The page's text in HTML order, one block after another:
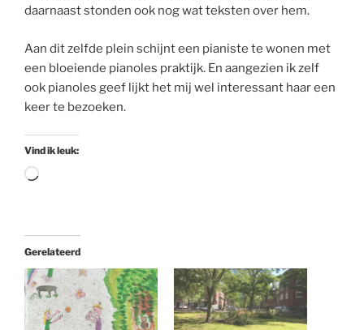
daarnaast stonden ook nog wat teksten over hem.
Aan dit zelfde plein schijnt een pianiste te wonen met
een bloeiende pianoles praktijk. En aangezien ik zelf
ook pianoles geef lijkt het mij wel interessant haar een
keer te bezoeken.
Vind ik leuk:
Aan
Gerelateerd